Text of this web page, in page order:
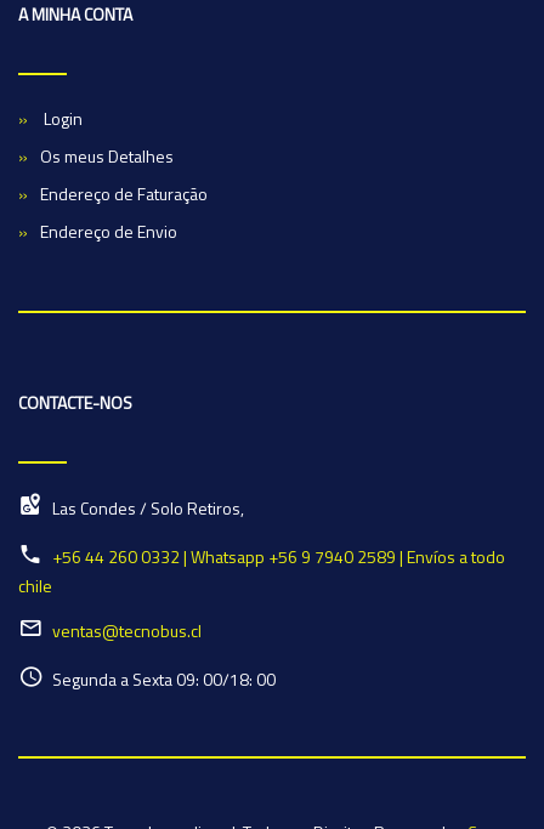
A MINHA CONTA
Login
Os meus Detalhes
Endereço de Faturação
Endereço de Envio
CONTACTE-NOS
Las Condes / Solo Retiros,
+56 44 260 0332 | Whatsapp +56 9 7940 2589 | Envíos a todo
chile
ventas@tecnobus.cl
Segunda a Sexta 09: 00/18: 00